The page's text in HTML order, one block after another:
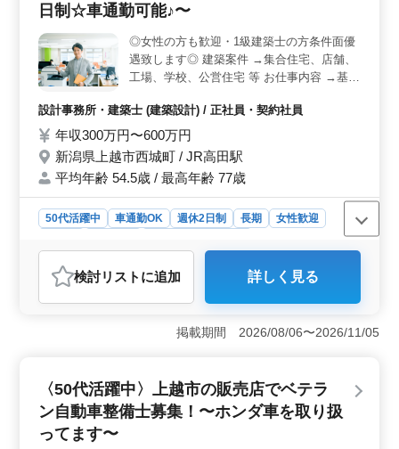
による落選はないため、安心して応募できます。また、
ている職場環境です。 ＜バラエティ豊かな整備業務
＞ 除雪車や普通車の整備から、鈑金塗装や車検まで幅
広く対応しています。大型車両や輸入車の整備経験がな
ます。仕事量も1日3〜4台程度であり、無理なく業務を遂
行できる環境が整っています。
日制☆車通勤可能♪〜
◎女性の方も歓迎・1級建築士の方条件面優
遇致します◎ 建築案件 →集合住宅、店舗、
工場、学校、公営住宅 等 お仕事内容 →基本
画書のチェック →工事全般の確認作業 等 →
打ち合わせ、現場調査業務 →CAD操作 備考
→作業着支給 →交通費支給 →資格手当支給
→車通勤可能 →週休2日制 年齢よりも経験
のある方募集しております＼＾＾／ お気軽
にお問い合わせください♪
設計事務所・建築士 (建築設計) / 正社員・契約社員
年収300万円〜600万円
新潟県上越市西城町 / JR高田駅
平均年齢 54.5歳 / 最高年齢 77歳
50代活躍中 車通勤OK 週休2日制 長期
女性歓迎
おすすめポイント
＜幅広い設計案件への挑戦＞ この求人では集合住宅、
店舗、工場、学校、公営住宅など多岐にわたる建築案件
調査まで一貫して担当するため、建築設計の全工程に関
プライベートと仕事の両立が図れます。交通費支給や資
格手当、作業着支給など福利厚生も充実しており、働き
やすい環境が整っています。車通勤が可能なので、通勤
も便利です。 ＜経験を重視した採用＞ この求人は
検討リスト に追加 詳しく見る
掲載期間 2026/08/06〜2026/11/05
〈50代活躍中〉上越市の販売店でベテラ
ン自動車整備士募集！〜ホンダ車を取り扱
ってます〜